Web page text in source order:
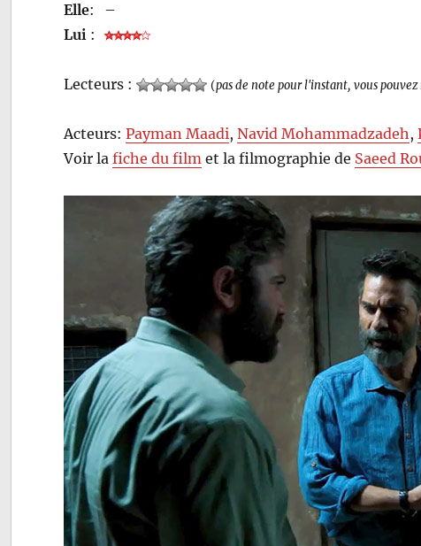
Elle:
–
Lui :
Lecteurs : (pas de note pour l'instant, vous
Acteurs:Payman Maadi,Navid Mohammadzadeh ,
Voir lafiche du film et la filmographie de Saeed